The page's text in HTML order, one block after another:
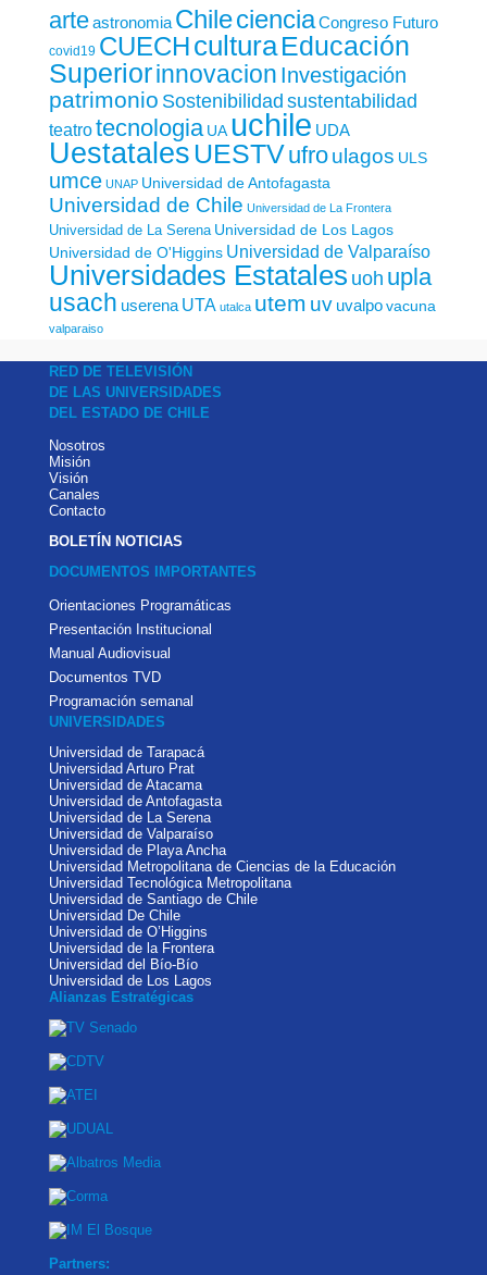
arteastronomia Chileciencia Congreso Futuro
covid19 CUECHculturaEducación
Superiorinnovacion Investigación
patrimonio Sostenibilidad sustentabilidad
teatrotecnologia UA uchile UDA
Uestatales UESTVufroulagos ULS
umce UNAP Universidad de Antofagasta
Universidad de Chile Universidad de La Frontera
Universidad de La Serena Universidad de Los Lagos
Universidad de O'Higgins Universidad de Valparaíso
Universidades Estatales uoh upla
usach userena UTA utalca utem uv uvalpo vacuna
valparaiso
RED DE TELEVISIÓN
DE LAS UNIVERSIDADES
DEL ESTADO DE CHILE
Nosotros
Misión
Visión
Canales
Contacto
BOLETÍN NOTICIAS
DOCUMENTOS IMPORTANTES
Orientaciones Programáticas
Presentación Institucional
Manual Audiovisual
Documentos TVD
Programación semanal
UNIVERSIDADES
Universidad de Tarapacá
Universidad Arturo Prat
Universidad de Atacama
Universidad de Antofagasta
Universidad de La Serena
Universidad de Valparaíso
Universidad de Playa Ancha
Universidad Metropolitana de Ciencias de la Educación
Universidad Tecnológica Metropolitana
Universidad de Santiago de Chile
Universidad De Chile
Universidad de O’Higgins
Universidad de la Frontera
Universidad del Bío-Bío
Universidad de Los Lagos
Alianzas Estratégicas
Partners: